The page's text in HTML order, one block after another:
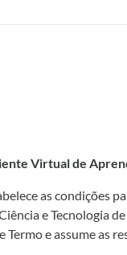
Virtual de
as condições
e Tecnologia
e assume as